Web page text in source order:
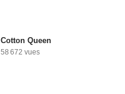
Cotton Queen
58 672 vues